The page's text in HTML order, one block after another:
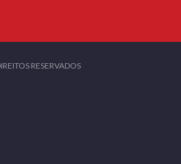
RESERVADOS